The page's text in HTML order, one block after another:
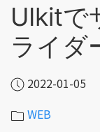
UIkitで
ライダ
2022-01-05
WEB